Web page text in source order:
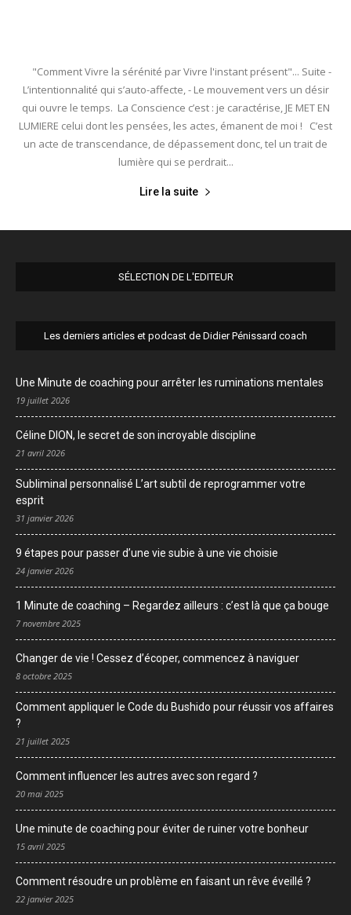
"Comment Vivre la sérénité par Vivre l'instant présent"... Suite -
L’intentionnalité qui s’auto-affecte, - Le mouvement vers un désir
qui ouvre le temps. La Conscience c’est : je caractérise, JE MET EN
LUMIERE celui dont les pensées, les actes, émanent de moi ! C’est
un acte de transcendance, de dépassement donc, tel un trait de
lumière qui se perdrait...
Lire la suite
SÉLECTION DE L'EDITEUR
Les derniers articles et podcast de Didier Pénissard coach
Une Minute de coaching pour arrêter les ruminations mentales
19 juillet 2026
Céline DION, le secret de son incroyable discipline
21 avril 2026
Subliminal personnalisé L’art subtil de reprogrammer votre
esprit
31 janvier 2026
9 étapes pour passer d’une vie subie à une vie choisie
24 janvier 2026
1 Minute de coaching – Regardez ailleurs : c’est là que ça bouge
7 novembre 2025
Changer de vie ! Cessez d’écoper, commencez à naviguer
8 octobre 2025
Comment appliquer le Code du Bushido pour réussir vos affaires
?
21 juillet 2025
Comment influencer les autres avec son regard ?
20 mai 2025
Une minute de coaching pour éviter de ruiner votre bonheur
15 avril 2025
Comment résoudre un problème en faisant un rêve éveillé ?
22 janvier 2025